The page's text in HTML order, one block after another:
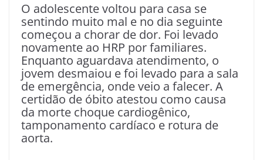
O adolescente voltou para casa se
sentindo muito mal e no dia seguinte
começou a chorar de dor. Foi levado
novamente ao HRP por familiares.
Enquanto aguardava atendimento, o
jovem desmaiou e foi levado para a sala
de emergência, onde veio a falecer. A
certidão de óbito atestou como causa
da morte choque cardiogênico,
tamponamento cardíaco e rotura de
aorta.